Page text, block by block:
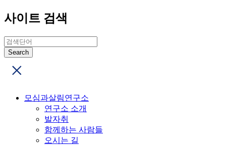
사이트 검색
모심과살림연구소
연구소 소개
발자취
함께하는 사람들
오시는 길